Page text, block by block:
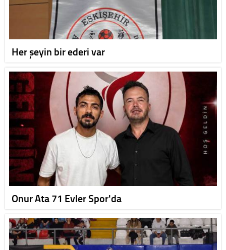
Her şeyin bir ederi var
Onur Ata 71 Evler Spor'da